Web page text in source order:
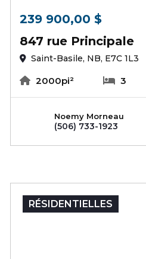
au signets
239 900,00 $
847 rue Principale
Saint-Basile, NB, E7C 1L3
2000pi² 3
Noemy Morneau
(506) 733-1923
RÉSIDENTIELLES